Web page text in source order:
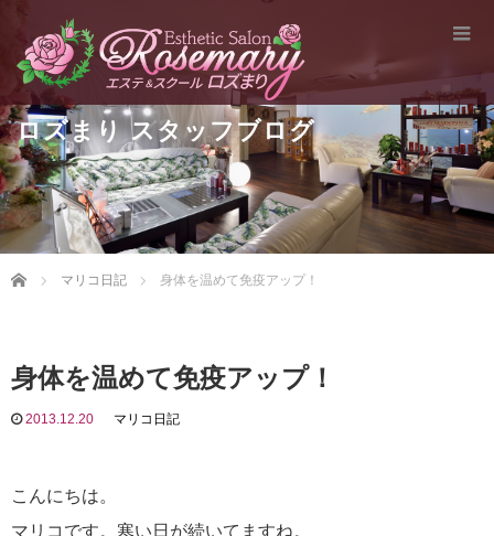
ロズまり スタッフブログ
Home マリコ日記 身体を温めて免疫アップ！
身体を温めて免疫アップ！
2013.12.20 マリコ日記
こんにちは。
マリコです。寒い日が続いてますね。